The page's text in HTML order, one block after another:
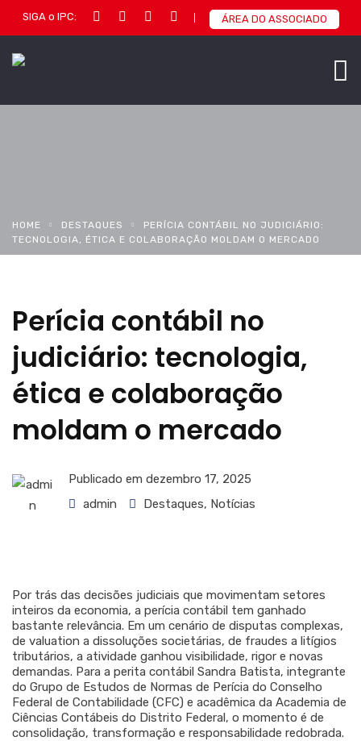
SIGA o IPC: ÁREA DO ASSOCIADO
HOME DESTAQUES
PERÍCIA CONTÁBIL NO JUDICIÁRIO:
TECNOLOGIA, ÉTICA E COLABORAÇÃO MOLDAM O MERCADO
Perícia contábil no
judiciário: tecnologia,
ética e colaboração
moldam o mercado
Publicado em dezembro 17, 2025
admin
Destaques, Notícias
Por trás das decisões judiciais que movimentam setores
inteiros da economia, a perícia contábil tem ganhado
bastante relevância. Em um cenário de disputas complexas,
de valuation a dissoluções societárias, de fraudes a litígios
tributários, a atividade ganhou visibilidade, rigor e novas
demandas. Para a perita contábil Sandra Batista, integrante
do Grupo de Estudos de Normas de Perícia do Conselho
Federal de Contabilidade (CFC) e acadêmica da Academia de
Ciências Contábeis do Distrito Federal, o momento é de
consolidação, transformação e responsabilidade redobrada.